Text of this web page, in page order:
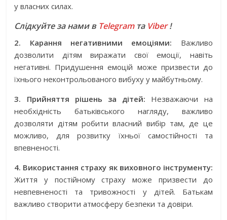
у власних силах.
Слідкуйте за нами в Telegramта Viber!
2. Карання негативними емоціями: Важливо
дозволити дітям виражати свої емоції, навіть
негативні. Придушення емоцій може призвести до
їхнього неконтрольованого вибуху у майбутньому.
3. Прийняття рішень за дітей: Незважаючи на
необхідність батьківського нагляду, важливо
дозволяти дітям робити власний вибір там, де це
можливо, для розвитку їхньої самостійності та
впевненості.
4. Використання страху як виховного інструменту:
Життя у постійному страху може призвести до
невпевненості та тривожності у дітей. Батькам
важливо створити атмосферу безпеки та довіри.